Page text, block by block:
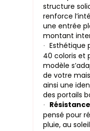
structure
renforce
une entrée
montant
·
Esthétique
40 coloris et
modèle
de votre
ainsi une
des portails
·
pensé pour
pluie, au